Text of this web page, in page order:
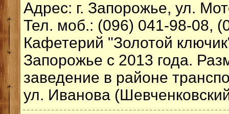
Адрес: г. Запорожье, ул.
Тел. моб.: (096) 041-98-08,
Кафетерий "Золотой
Запорожье с 2013 года.
заведение в районе
ул. Иванова